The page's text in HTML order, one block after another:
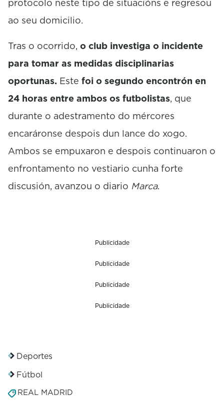
protocolo neste tipo de situacións e regresou
ao seu domicilio.
Tras o ocorrido, o club investiga o incidente
para tomar as medidas disciplinarias
oportunas. Este foi o segundo encontrón en
24 horas entre ambos os futbolistas, que
durante o adestramento do mércores
encaráronse despois dun lance do xogo.
Ambos se empuxaron e despois continuaron o
enfrontamento no vestiario cunha forte
discusión, avanzou o diario Marca.
Publicidade
Publicidade
Publicidade
Publicidade
Deportes
Fútbol
REAL MADRID